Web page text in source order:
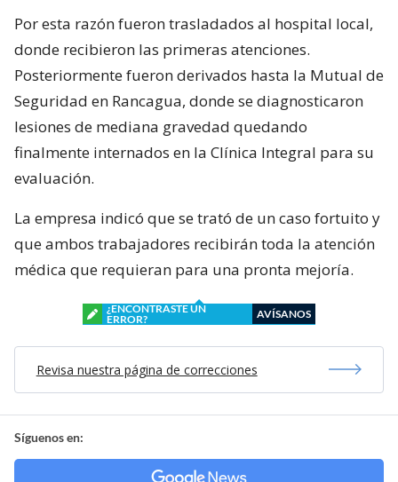
Por esta razón fueron trasladados al hospital local,
donde recibieron las primeras atenciones.
Posteriormente fueron derivados hasta la Mutual de
Seguridad en Rancagua, donde se diagnosticaron
lesiones de mediana gravedad quedando
finalmente internados en la Clínica Integral para su
evaluación.
La empresa indicó que se trató de un caso fortuito y
que ambos trabajadores recibirán toda la atención
médica que requieran para una pronta mejoría.
¿ENCONTRASTE UN
ERROR?
AVÍSANOS
Revisa nuestra página de correcciones
Síguenos en: